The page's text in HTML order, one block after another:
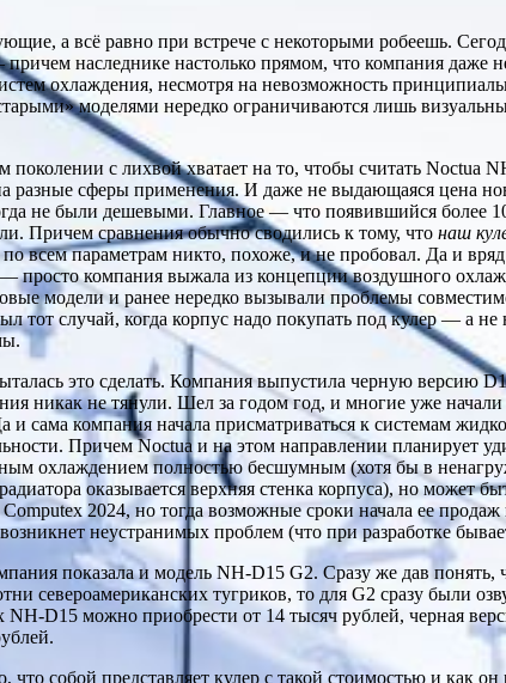
а всё равно при встрече с некоторыми робеешь.
наследнике настолько прямом, что компания даже
охлаждения, несмотря на невозможность
моделями нередко ограничиваются лишь
поколении с лихвой хватает на то, чтобы считать
разные сферы применения. И даже не выдающаяся цена
не были дешевыми. Главное — что появившийся более
Причем сравнения обычно сводились к тому, что наш
по всем параметрам никто, похоже, и не пробовал. Да и
просто компания выжала из концепции воздушного
модели и ранее нередко вызывали проблемы
тот случай, когда корпус надо покупать под кулер — а
это сделать. Компания выпустила черную
никак не тянули. Шел за годом год, и многие уже
и сама компания начала присматриваться к системам
Причем Noctua и на этом направлении
охлаждением полностью бесшумным (хотя бы в
оказывается верхняя стенка корпуса), но
2024, но тогда возможные сроки начала ее
неустранимых проблем (что при разработке
показала и модель NH-D15 G2. Сразу же дав
североамериканских тугриков, то для G2 сразу были
D15 можно приобрести от 14 тысяч рублей, черная
собой представляет кулер с такой стоимостью и как